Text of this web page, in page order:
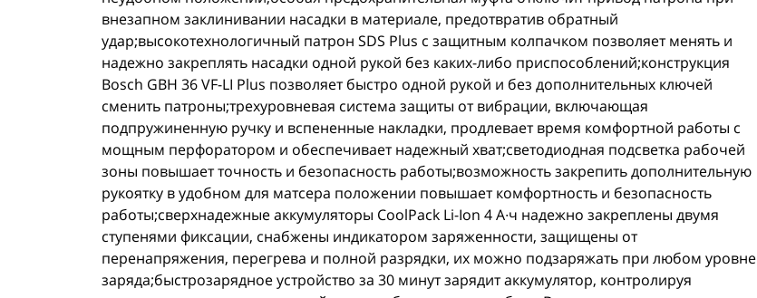
внезапном заклинивании насадки в материале, предотвратив обратный
удар;высокотехнологичный патрон SDS Plus с защитным колпачком позволяет менять и
надежно закреплять насадки одной рукой без каких-либо приспособлений;конструкция
Bosch GBH 36 VF-LI Plus позволяет быстро одной рукой и без дополнительных ключей
сменить патроны;трехуровневая система защиты от вибрации, включающая
подпружиненную ручку и вспененные накладки, продлевает время комфортной работы с
мощным перфоратором и обеспечивает надежный хват;светодиодная подсветка рабочей
зоны повышает точность и безопасность работы;возможность закрепить дополнительную
рукоятку в удобном для матсера положении повышает комфортность и безопасность
работы;сверхнадежные аккумуляторы CoolPack Li-Ion 4 А∙ч надежно закреплены двумя
ступенями фиксации, снабжены индикатором заряженности, защищены от
перенапряжения, перегрева и полной разрядки, их можно подзаряжать при любом уровне
заряда;быстрозарядное устройство за 30 минут зарядит аккумулятор, контролируя